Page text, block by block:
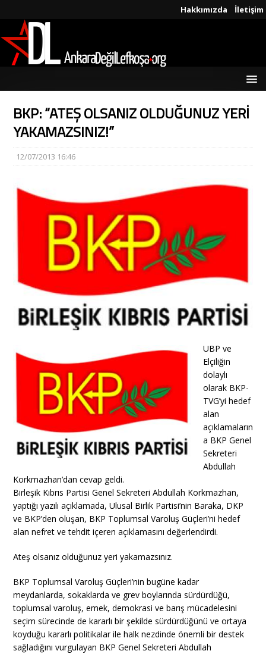
Hakkımızda İletişim
BKP: “ATEŞ OLSANIZ OLDUĞUNUZ YERİ
YAKAMAZSINIZ!”
12/07/2013 16:46
UBP ve
Elçiliğin
dolaylı
olarak BKP-
TVG’yi hedef
alan
açıklamaların
a BKP Genel
Sekreteri
Abdullah
Korkmazhan’dan cevap geldi.
Birleşik Kıbrıs Partisi Genel Sekreteri Abdullah Korkmazhan,
yaptığı yazılı açıklamada, Ulusal Birlik Partisi’nin Baraka, DKP
ve BKP’den oluşan, BKP Toplumsal Varoluş Güçleri’ni hedef
alan nefret ve tehdit içeren açıklamasını değerlendirdi.
Ateş olsanız olduğunuz yeri yakamazsınız.
BKP Toplumsal Varoluş Güçleri’nin bugüne kadar
meydanlarda, sokaklarda ve grev boylarında sürdürdüğü,
toplumsal varoluş, emek, demokrasi ve barış mücadelesini
seçim sürecinde de kararlı bir şekilde sürdürdüğünü ve ortaya
koyduğu kararlı politikalar ile halk nezdinde önemli bir destek
sağladığını vurgulayan BKP Genel Sekreteri Abdullah